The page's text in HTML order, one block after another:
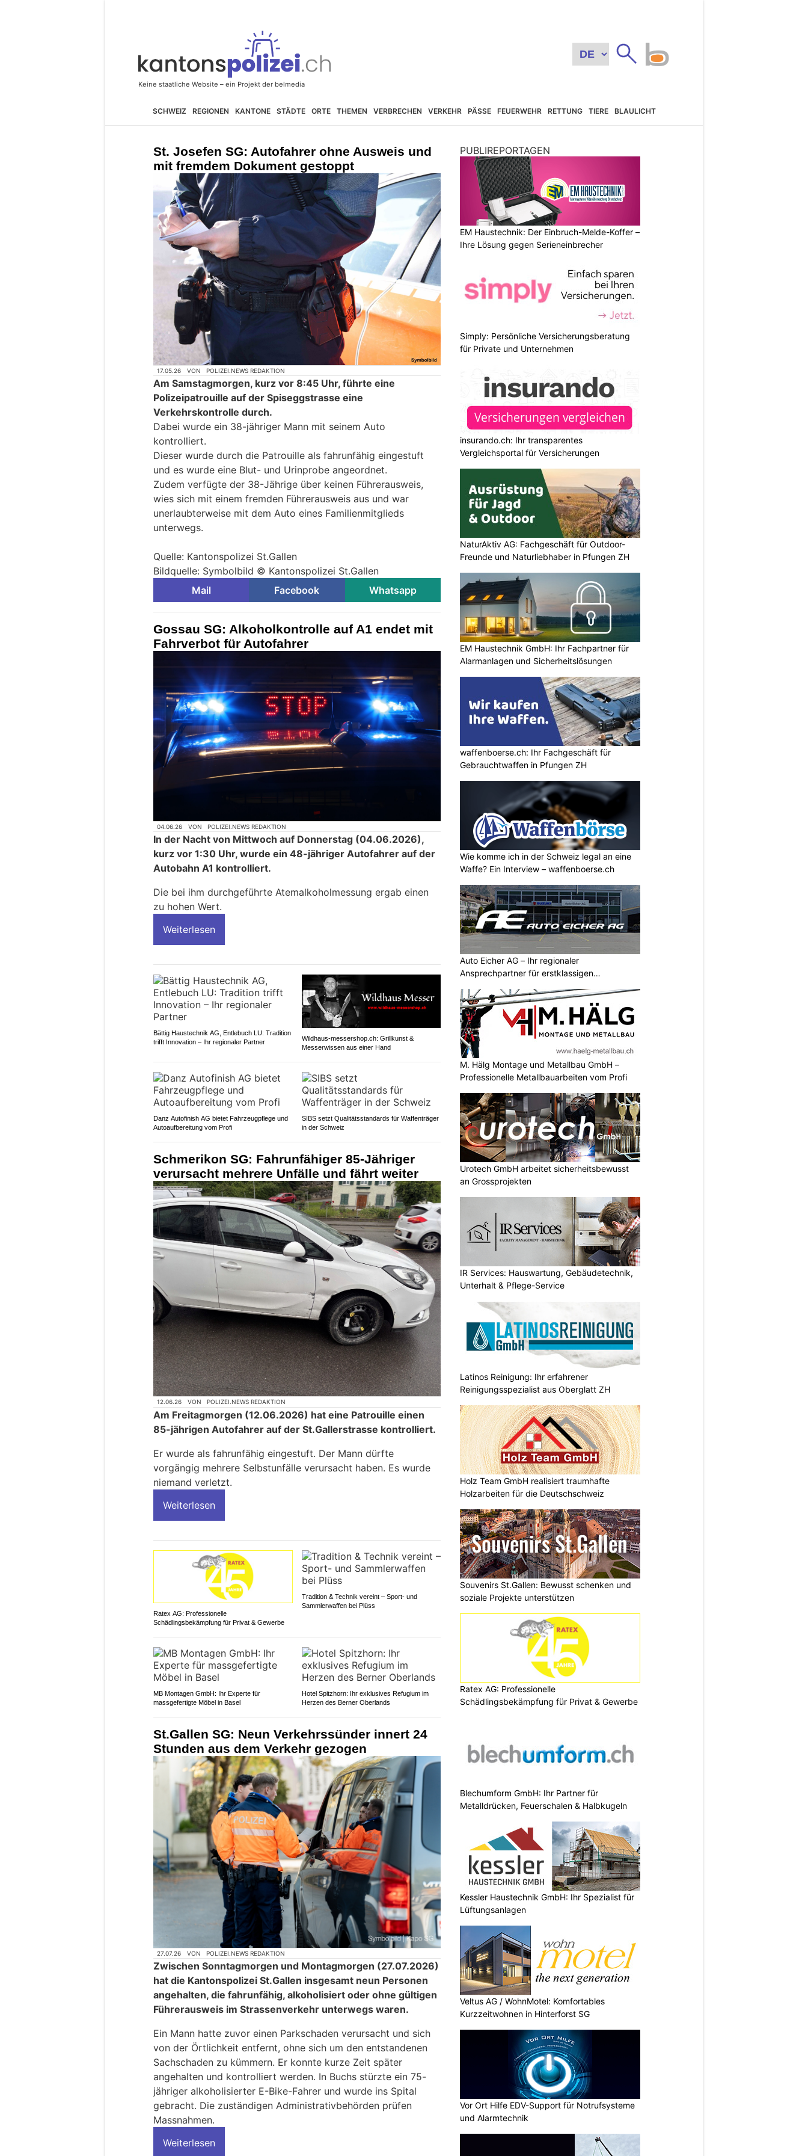
SCHWEIZ REGIONEN KANTONE STÄDTE ORTE THEMEN VERBRECHEN VERKEHR PÄSSE FEUERWEHR RETTUNG TIERE BLAULICHT
St. Josefen SG: Autofahrer ohne Ausweis und
mit fremdem Dokument gestoppt
17.05.26 VON POLIZEI.NEWS REDAKTION
Am Samstagmorgen, kurz vor 8:45 Uhr, führte eine
Polizeipatrouille auf der Spiseggstrasse eine
Verkehrskontrolle durch.
Dabei wurde ein 38-jähriger Mann mit seinem Auto
kontrolliert.
Dieser wurde durch die Patrouille als fahrunfähig eingestuft
und es wurde eine Blut- und Urinprobe angeordnet.
Zudem verfügte der 38-Jährige über keinen Führerausweis,
wies sich mit einem fremden Führerausweis aus und war
unerlaubterweise mit dem Auto eines Familienmitglieds
unterwegs.
Quelle: Kantonspolizei St.Gallen
Bildquelle: Symbolbild © Kantonspolizei St.Gallen
Mail
Facebook Whatsapp
Gossau SG: Alkoholkontrolle auf A1 endet mit
Fahrverbot für Autofahrer
04.06.26 VON POLIZEI.NEWS REDAKTION
In der Nacht von Mittwoch auf Donnerstag (04.06.2026),
kurz vor 1:30 Uhr, wurde ein 48-jähriger Autofahrer auf der
Autobahn A1 kontrolliert.
Die bei ihm durchgeführte Atemalkoholmessung ergab einen
zu hohen Wert.
Weiterlesen
Bättig Haustechnik AG, Entlebuch LU: Tradition
trifft Innovation – Ihr regionaler Partner
Wildhaus-messershop.ch: Grillkunst &
Messerwissen aus einer Hand
Danz Autofinish AG bietet Fahrzeugpflege und
Autoaufbereitung vom Profi
SIBS setzt Qualitätsstandards für Waffenträger
in der Schweiz
Schmerikon SG: Fahrunfähiger 85-Jähriger
verursacht mehrere Unfälle und fährt weiter
12.06.26 VON POLIZEI.NEWS REDAKTION
Am Freitagmorgen (12.06.2026) hat eine Patrouille einen
85-jährigen Autofahrer auf der St.Gallerstrasse kontrolliert.
Er wurde als fahrunfähig eingestuft. Der Mann dürfte
vorgängig mehrere Selbstunfälle verursacht haben. Es wurde
niemand verletzt.
Weiterlesen
Ratex AG: Professionelle
Schädlingsbekämpfung für Privat & Gewerbe
Tradition & Technik vereint – Sport- und
Sammlerwaffen bei Plüss
MB Montagen GmbH: Ihr Experte für
massgefertigte Möbel in Basel
Hotel Spitzhorn: Ihr exklusives Refugium im
Herzen des Berner Oberlands
St.Gallen SG: Neun Verkehrssünder innert 24
Stunden aus dem Verkehr gezogen
27.07.26 VON POLIZEI.NEWS REDAKTION
Zwischen Sonntagmorgen und Montagmorgen (27.07.2026)
hat die Kantonspolizei St.Gallen insgesamt neun Personen
angehalten, die fahrunfähig, alkoholisiert oder ohne gültigen
Führerausweis im Strassenverkehr unterwegs waren.
Ein Mann hatte zuvor einen Parkschaden verursacht und sich
von der Örtlichkeit entfernt, ohne sich um den entstandenen
Sachschaden zu kümmern. Er konnte kurze Zeit später
angehalten und kontrolliert werden. In Buchs stürzte ein 75-
jähriger alkoholisierter E-Bike-Fahrer und wurde ins Spital
gebracht. Die zuständigen Administrativbehörden prüfen
Massnahmen.
Weiterlesen
PUBLIREPORTAGEN
EM Haustechnik: Der Einbruch-Melde-Koffer –
Ihre Lösung gegen Serieneinbrecher
Simply: Persönliche Versicherungsberatung
für Private und Unternehmen
insurando.ch: Ihr transparentes
Vergleichsportal für Versicherungen
NaturAktiv AG: Fachgeschäft für Outdoor-
Freunde und Naturliebhaber in Pfungen ZH
EM Haustechnik GmbH: Ihr Fachpartner für
Alarmanlagen und Sicherheitslösungen
waffenboerse.ch: Ihr Fachgeschäft für
Gebrauchtwaffen in Pfungen ZH
Wie komme ich in der Schweiz legal an eine
Waffe? Ein Interview – waffenboerse.ch
Auto Eicher AG – Ihr regionaler
Ansprechpartner für erstklassigen
M. Hälg Montage und Metallbau GmbH –
Professionelle Metallbauarbeiten vom Profi
Urotech GmbH arbeitet sicherheitsbewusst
an Grossprojekten
IR Services: Hauswartung, Gebäudetechnik,
Unterhalt & Pflege-Service
Latinos Reinigung: Ihr erfahrener
Reinigungsspezialist aus Oberglatt ZH
Holz Team GmbH realisiert traumhafte
Holzarbeiten für die Deutschschweiz
Souvenirs St.Gallen: Bewusst schenken und
soziale Projekte unterstützen
Ratex AG: Professionelle
Schädlingsbekämpfung für Privat & Gewerbe
Blechumform GmbH: Ihr Partner für
Metalldrücken, Feuerschalen & Halbkugeln
Kessler Haustechnik GmbH: Ihr Spezialist für
Lüftungsanlagen
Veltus AG / WohnMotel: Komfortables
Kurzzeitwohnen in Hinterforst SG
Vor Ort Hilfe EDV-Support für Notrufsysteme
und Alarmtechnik